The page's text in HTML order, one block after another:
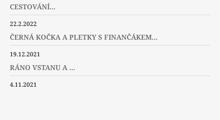
CESTOVÁNÍ...
22.2.2022
ČERNÁ KOČKA A PLETKY S FINANČÁKEM...
19.12.2021
RÁNO VSTANU A ...
4.11.2021